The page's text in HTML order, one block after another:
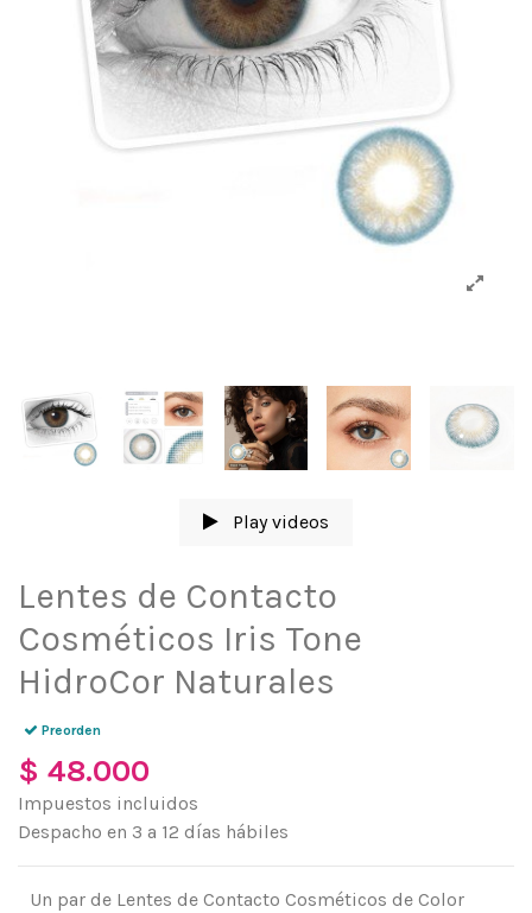
Play videos
Lentes de Contacto
Cosméticos Iris Tone
HidroCor Naturales
Preorden
$ 48.000
Impuestos incluidos
Despacho en 3 a 12 días hábiles
Un par de Lentes de Contacto Cosméticos de Color